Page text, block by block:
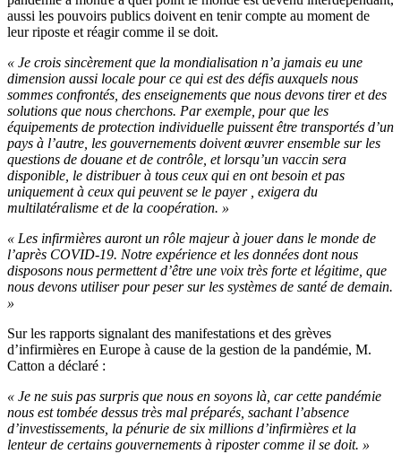
aussi les pouvoirs publics doivent en tenir compte au moment de
leur riposte et réagir comme il se doit.
« Je crois sincèrement que la mondialisation n’a jamais eu une
dimension aussi locale pour ce qui est des défis auxquels nous
sommes confrontés, des enseignements que nous devons tirer et des
solutions que nous cherchons. Par exemple, pour que les
équipements de protection individuelle puissent être transportés d’un
pays à l’autre, les gouvernements doivent œuvrer ensemble sur les
questions de douane et de contrôle, et lorsqu’un vaccin sera
disponible, le distribuer à tous ceux qui en ont besoin et pas
uniquement à ceux qui peuvent se le payer , exigera du
multilatéralisme et de la coopération. »
« Les infirmières auront un rôle majeur à jouer dans le monde de
l’après COVID-19. Notre expérience et les données dont nous
disposons nous permettent d’être une voix très forte et légitime, que
nous devons utiliser pour peser sur les systèmes de santé de demain.
»
Sur les rapports signalant des manifestations et des grèves
d’infirmières en Europe à cause de la gestion de la pandémie, M.
Catton a déclaré :
« Je ne suis pas surpris que nous en soyons là, car cette pandémie
nous est tombée dessus très mal préparés, sachant l’absence
d’investissements, la pénurie de six millions d’infirmières et la
lenteur de certains gouvernements à riposter comme il se doit. »